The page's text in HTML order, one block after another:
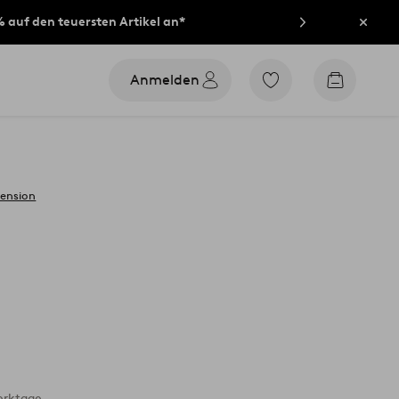
auf den teuersten Artikel an*
Anmelden
Zu
Zum